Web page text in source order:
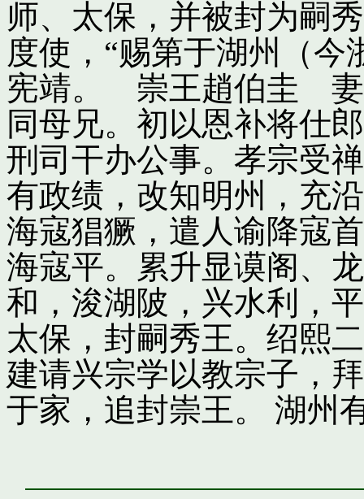
师、太保，并被封为嗣
度使，“赐第于湖州（今
宪靖。 崇王趙伯圭 妻
同母兄。初以恩补将仕
刑司干办公事。孝宗受
有政绩，改知明州，充
海寇猖獗，遣人谕降寇
海寇平。累升显谟阁、
和，浚湖陂，兴水利，
太保，封嗣秀王。绍熙
建请兴宗学以教宗子，
于家，追封崇王。 湖州